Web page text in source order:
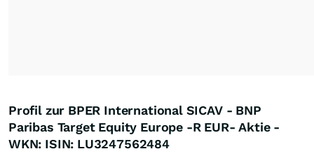
Profil zur BPER International SICAV - BNP
Paribas Target Equity Europe -R EUR- Aktie -
WKN: ISIN: LU3247562484